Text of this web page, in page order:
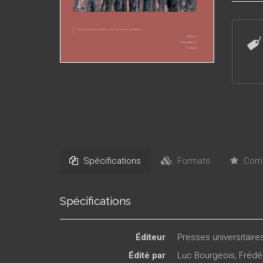
d’une
C’est
Spécifications Formats
Spécifications
Éditeur
Presses
Édité par
Luc Bourgeois